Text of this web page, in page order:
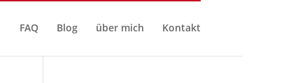
FAQ Blog über mich Kontakt